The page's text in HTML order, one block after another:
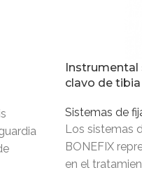
clavo de tibia
Sistemas de
Los sistemas
BONEFIX
en el